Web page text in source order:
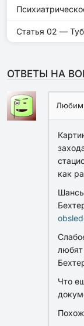
Статья 02 —
ОТВЕТЫ НА
как
любят
Что